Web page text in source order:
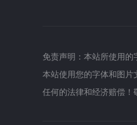
免责声明：本站所使用
本站使用您的字体和图
任何的法律和经济赔偿！